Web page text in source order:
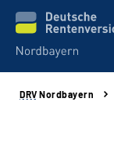
Online-Services
DRV Nordbayern